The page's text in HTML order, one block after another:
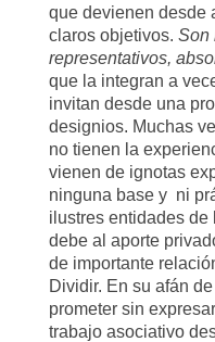
que devienen desde
claros objetivos. Son
representativos,
que la integran a
invitan desde una
designios. Muchas
no tienen la
vienen de ignotas
ninguna base y ni
ilustres entidades
debe al aporte
de importante
Dividir. En su afán
prometer sin
trabajo asociativo